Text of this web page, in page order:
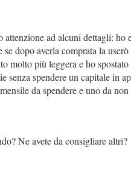
attenzione ad alcuni dettagli:
dopo averla comprata la
molto più leggera e ho
spendere un capitale in
da spendere e uno da
Ne avete da consigliare altri?